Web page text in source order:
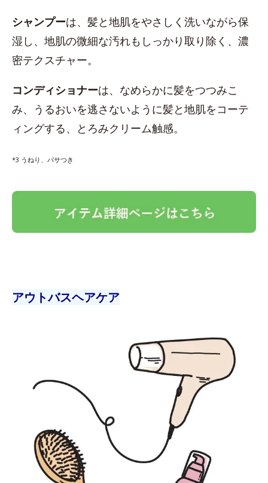
シャンプーは、髪と地肌をやさしく洗いながら保
湿し、地肌の微細な汚れもしっかり取り除く、濃
密テクスチャー。
コンディショナーは、なめらかに髪をつつみこ
み、うるおいを逃さないように髪と地肌をコーテ
ィングする、とろみクリーム触感。
*3 うねり、パサつき
アウトバスヘアケア